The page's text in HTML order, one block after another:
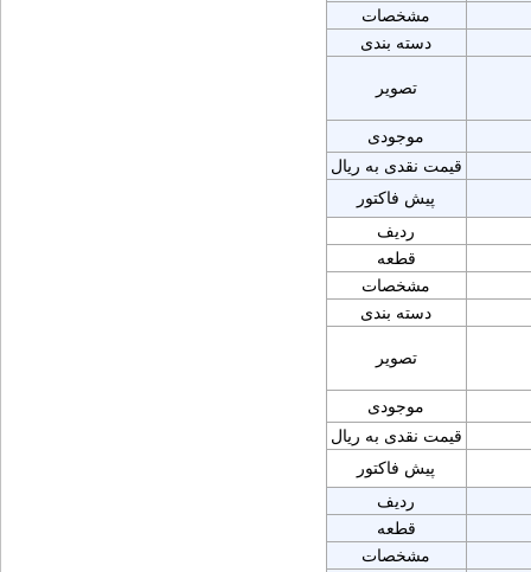
مشخصات
دسته بندی
تصویر
موجودی
قیمت نقدی به ریال
پیش فاکتور
ردیف
قطعه
مشخصات
دسته بندی
تصویر
موجودی
قیمت نقدی به ریال
پیش فاکتور
ردیف
قطعه
مشخصات